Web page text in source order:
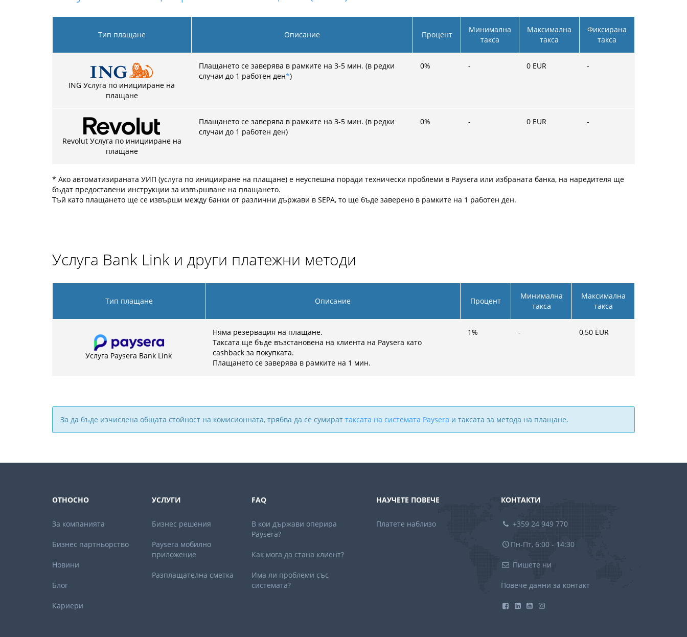
Тип плащане Описание Процент
Минимална
такса
Максимална
такса
Фиксирана
такса
ING Услуга по иницииране на
плащане
Плащането се заверява в рамките на 3-5 мин. (в редки
случаи до 1 работен ден*)
0% - 0 EUR -
Revolut Услуга по иницииране на
плащане
Плащането се заверява в рамките на 3-5 мин. (в редки
случаи до 1 работен ден)
0% - 0 EUR -
* Ако автоматизираната УИП (услуга по иницииране на плащане) е неуспешна поради технически проблеми в Paysera или избраната банка, на наредителя ще
бъдат предоставени инструкции за извършване на плащането.
Тъй като плащането ще се извърши между банки от различни държави в SEPA, то ще бъде заверено в рамките на 1 работен ден.
Услуга Bank Link и други платежни методи
Тип плащане Описание Процент
Минимална
такса
Максимална
такса
Услуга Paysera Bank Link
Няма резервация на плащане.
Таксата ще бъде възстановена на клиента на Paysera като
cashback за покупката.
Плащането се заверява в рамките на 1 мин.
1% - 0,50 EUR
За да бъде изчислена общата стойност на комисионната, трябва да се сумират таксата на системата Paysera и таксата за метода на плащане.
ОТНОСНО
За компанията
Бизнес партньорствo
Новини
Блог
Кариери
УСЛУГИ
Бизнес решения
Paysera мобилно
приложение
Разплащателна сметка
FAQ
В кои държави оперира
Paysera?
Как мога да стана клиент?
Има ли проблеми със
системата?
НАУЧЕТЕ ПОВЕЧЕ
Платете наблизо
КОНТАКТИ
+359 24 949 770
Пн-Пт, 6:00 - 14:30
Пишете ни
Повече данни за контакт